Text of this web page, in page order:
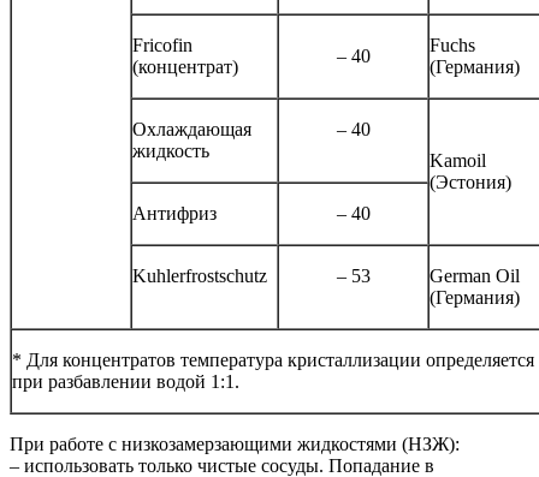
Fricofin
(концентрат)
– 40
Fuchs
(Германия)
Охлаждающая
жидкость
– 40
Kamoil
(Эстония)
Антифриз
– 40
Kuhlerfrostschutz – 53
German Oil
(Германия)
* Для концентратов температура кристаллизации определяется
при разбавлении водой 1:1.
При работе с низкозамерзающими жидкостями (НЗЖ):
– использовать только чистые сосуды. Попадание в